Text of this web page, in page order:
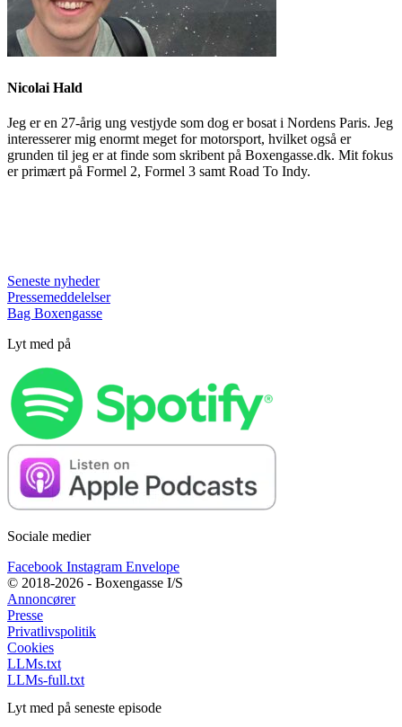
Nicolai Hald
Jeg er en 27-årig ung vestjyde som dog er bosat i Nordens Paris. Jeg
interesserer mig enormt meget for motorsport, hvilket også er
grunden til jeg er at finde som skribent på Boxengasse.dk. Mit fokus
er primært på Formel 2, Formel 3 samt Road To Indy.
Seneste nyheder
Pressemeddelelser
Bag Boxengasse
Lyt med på
Sociale medier
Facebook Instagram Envelope
© 2018-2026 - Boxengasse I/S
Annoncører
Presse
Privatlivspolitik
Cookies
LLMs.txt
LLMs-full.txt
Lyt med på seneste episode